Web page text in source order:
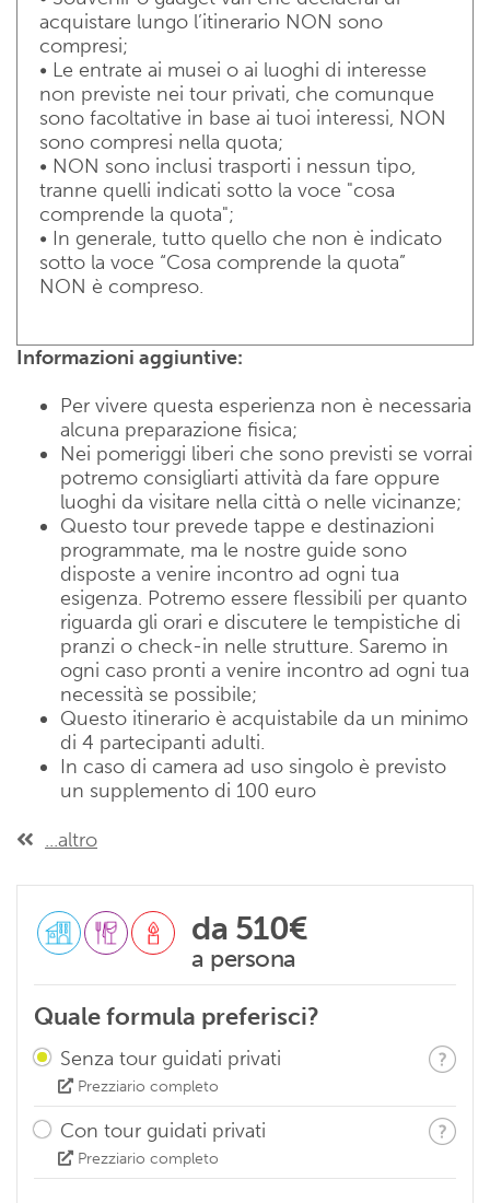
acquistare lungo l’itinerario NON sono
compresi;
• Le entrate ai musei o ai luoghi di interesse
non previste nei tour privati, che comunque
sono facoltative in base ai tuoi interessi, NON
sono compresi nella quota;
• NON sono inclusi trasporti i nessun tipo,
tranne quelli indicati sotto la voce "cosa
comprende la quota";
• In generale, tutto quello che non è indicato
sotto la voce “Cosa comprende la quota”
NON è compreso.
Informazioni aggiuntive:
Per vivere questa esperienza non è necessaria
alcuna preparazione fisica;
Nei pomeriggi liberi che sono previsti se vorrai
potremo consigliarti attività da fare oppure
luoghi da visitare nella città o nelle vicinanze;
Questo tour prevede tappe e destinazioni
programmate, ma le nostre guide sono
disposte a venire incontro ad ogni tua
esigenza. Potremo essere flessibili per quanto
riguarda gli orari e discutere le tempistiche di
pranzi o check-in nelle strutture. Saremo in
ogni caso pronti a venire incontro ad ogni tua
necessità se possibile;
Questo itinerario è acquistabile da un minimo
di 4 partecipanti adulti.
In caso di camera ad uso singolo è previsto
un supplemento di 100 euro
...altro
da 510€
a persona
Quale formula preferisci?
Senza tour guidati privati
Prezziario completo
Con tour guidati privati
Prezziario completo